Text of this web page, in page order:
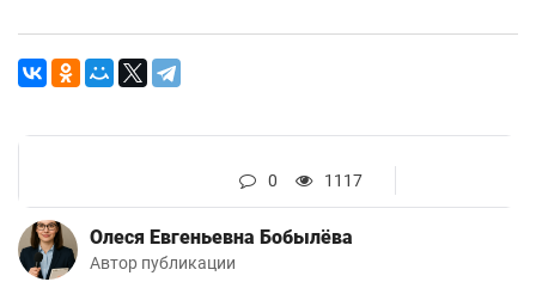
0 1117
Олеся Евгеньевна Бобылёва
Автор публикации